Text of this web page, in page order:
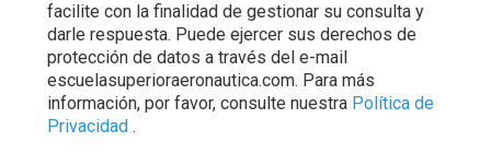
facilite con la finalidad de gestionar su consulta y
darle respuesta. Puede ejercer sus derechos de
protección de datos a través del e-mail
escuelasuperioraeronautica.com. Para más
información, por favor, consulte nuestra Política de
Privacidad .